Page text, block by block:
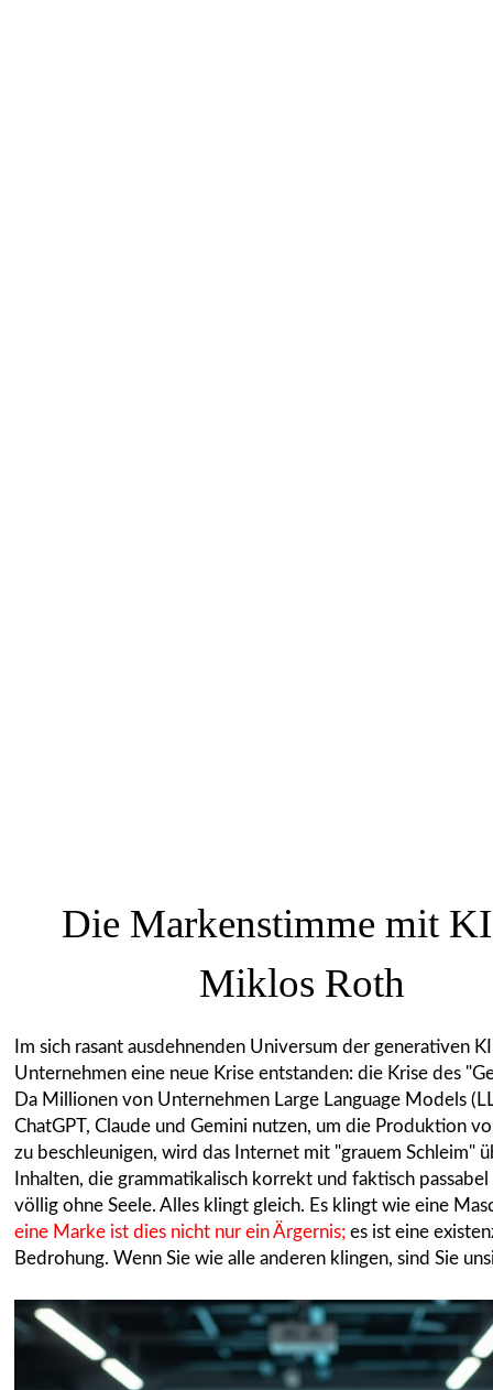
Die Markenstimme mit
Miklos Roth
Im sich rasant ausdehnenden Universum der generativen
Unternehmen eine neue Krise entstanden: die Krise des
Da Millionen von Unternehmen Large Language Models
ChatGPT, Claude und Gemini nutzen, um die Produktion
zu beschleunigen, wird das Internet mit "grauem Schleim"
Inhalten, die grammatikalisch korrekt und faktisch passabel
völlig ohne Seele. Alles klingt gleich. Es klingt wie eine
eine Marke ist dies nicht nur ein Ärgernis;es ist eine
Bedrohung. Wenn Sie wie alle anderen klingen, sind Sie